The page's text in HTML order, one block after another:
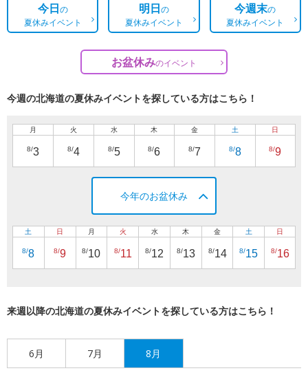
今日の
夏休みイベント
明日の
夏休みイベント
今週末の
夏休みイベント
お盆休みのイベント
今週の北海道の夏休みイベントを探している方はこちら！
月
8/3
火
8/4
水
8/5
木
8/6
金
8/7
土
8/8
日
8/9
今年のお盆休み
土
8/8
日
8/9
月
8/10
火
8/11
水
8/12
木
8/13
金
8/14
土
8/15
日
8/16
来週以降の北海道の夏休みイベントを探している方はこちら！
6月 7月 8月